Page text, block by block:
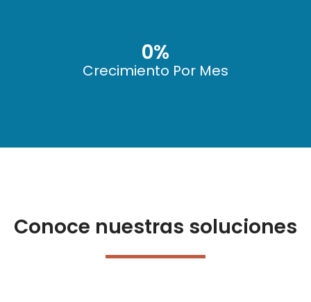
Crecimiento Por Mes
0%
Conoce nuestras soluciones